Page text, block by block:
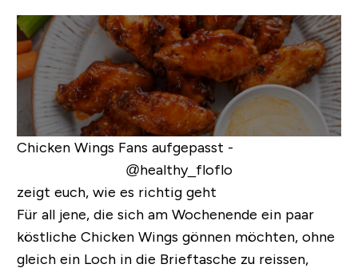
Chicken Wings Fans aufgepasst -
@healthy_floflo
zeigt euch, wie es richtig geht
Für all jene, die sich am Wochenende ein paar
köstliche Chicken Wings gönnen möchten, ohne
gleich ein Loch in die Brieftasche zu reissen,